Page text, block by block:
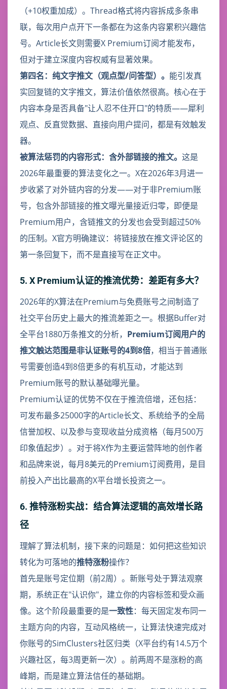
（+10权重加成）。Thread格式将内容拆成多条串
联，每次用户点开下一条都在为这条内容累积兴趣信
号。Article长文则需要X Premium订阅才能发布，
但对于建立深度内容权威有显著效果。
第四名：纯文字推文（观点型/问答型）。 能引发真
实回复链的文字推文，算法价值依然很高。核心在于
内容本身是否具备"让人忍不住开口"的特质——犀利
观点、反直觉数据、直接向用户提问，都是有效触发
器。
被算法惩罚的内容形式：含外部链接的推文。 这是
2026年最重要的算法变化之一。X在2026年3月进一
步收紧了对外链内容的分发——对于非Premium账
号，包含外部链接的推文曝光量接近归零，即便是
Premium用户，含链推文的分发也会受到超过50%
的压制。X官方明确建议：将链接放在推文评论区的
第一条回复下，而不是直接写在正文中。
5. X Premium认证的推流优势：差距有多大？
2026年的X算法在Premium与免费账号之间制造了
社交平台历史上最大的推流差距之一。根据Buffer对
全平台1880万条推文的分析， Premium订阅用户的
推文触达范围是非认证账号的4到8倍，相当于普通账
号需要创造4到8倍更多的有机互动，才能达到
Premium账号的默认基础曝光量。
Premium认证的优势不仅在于推流倍增，还包括：
可发布最多25000字的Article长文、系统给予的全局
信誉加权、以及参与变现收益分成资格（每月500万
印象值起步）。对于将X作为主要运营阵地的创作者
和品牌来说，每月8美元的Premium订阅费用，是目
前投入产出比最高的X平台增长投资之一。
6. 推特涨粉实战：结合算法逻辑的高效增长路
径
理解了算法机制，接下来的问题是：如何把这些知识
转化为可落地的推特涨粉操作？
首先是账号定位期（前2周）。新账号处于算法观察
期，系统正在"认识你"，建立你的内容标签和受众画
像。这个阶段最重要的是一致性：每天固定发布同一
主题方向的内容，互动风格统一，让算法快速完成对
你账号的SimClusters社区归类（X平台约有14.5万个
兴趣社区，每3周更新一次）。前两周不是涨粉的高
峰期，而是建立算法信任的基础期。